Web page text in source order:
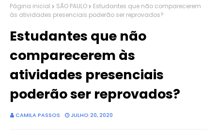
Página inicial SÃO PAULO
Estudantes que não comparecerem
às atividades presenciais poderão ser reprovados?
Estudantes que não
comparecerem às
atividades presenciais
poderão ser reprovados?
CAMILA PASSOS JULHO 20, 2020